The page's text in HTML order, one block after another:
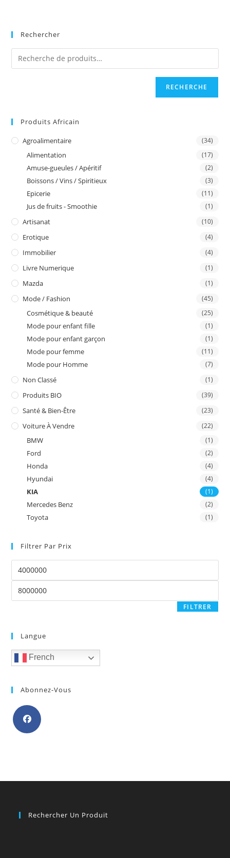
sur
produit
Rechercher
RECHERCHE
Produits Africain
Agroalimentaire (34)
Alimentation (17)
Amuse-gueules / Apéritif (2)
Boissons / Vins / Spiritieux (3)
Epicerie (11)
Jus de fruits - Smoothie (1)
Artisanat (10)
Erotique (4)
Immobilier (4)
Livre Numerique (1)
Mazda (1)
Mode / Fashion (45)
Cosmétique & beauté (25)
Mode pour enfant fille (1)
Mode pour enfant garçon (1)
Mode pour femme (11)
Mode pour Homme (7)
Non Classé (1)
Produits BIO (39)
Santé & Bien-Être (23)
Voiture À Vendre (22)
BMW (1)
Ford (2)
Honda (4)
Hyundai (4)
KIA (1)
Mercedes Benz (2)
Toyota (1)
Filtrer Par Prix
min
max
FILTRER
Langue
French
Abonnez-Vous
Rechercher Un Produit